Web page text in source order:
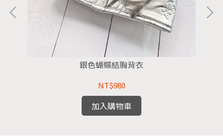
銀色蝴蝶結胸背衣
NT$980
加入購物車